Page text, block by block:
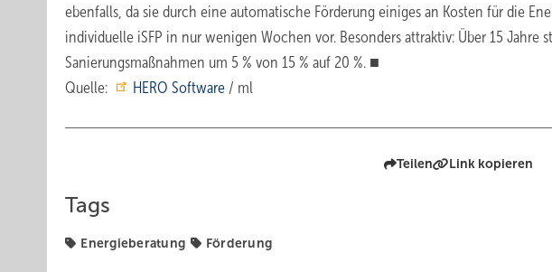
ebenfalls, da sie durch eine automatische Förderung einiges an Kosten für die
individuelle iSFP in nur wenigen Wochen vor. Besonders attraktiv: Über 15 Jahre
Sanierungsmaßnahmen um 5 % von 15 % auf 20 %. ■
Quelle:
HERO Software / ml
Teilen Link kopieren
Tags
Energieberatung Förderung